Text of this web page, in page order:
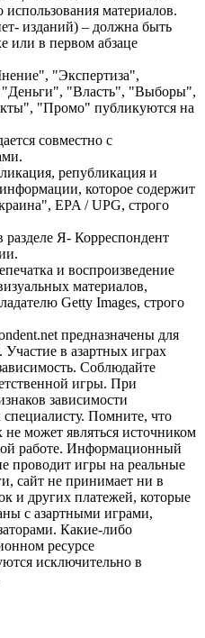
материалов.
изданий) – должна быть
или в первом абзаце
"Экспертиза",
"Власть", "Выборы",
"Промо" публикуются на
совместно с
републикация и
которое содержит
EPA / UPG, строго
Я- Корреспондент
и воспроизведение
материалов,
Getty Images, строго
предназначены для
в азартных играх
Соблюдайте
игры. При
зависимости
специалисту. Помните, что
не может являться источником
работе. Информационный
проводит игры на реальные
сайт не принимает ни в
и других платежей, которые
с азартными играми,
Какие-либо
ресурсе
исключительно в